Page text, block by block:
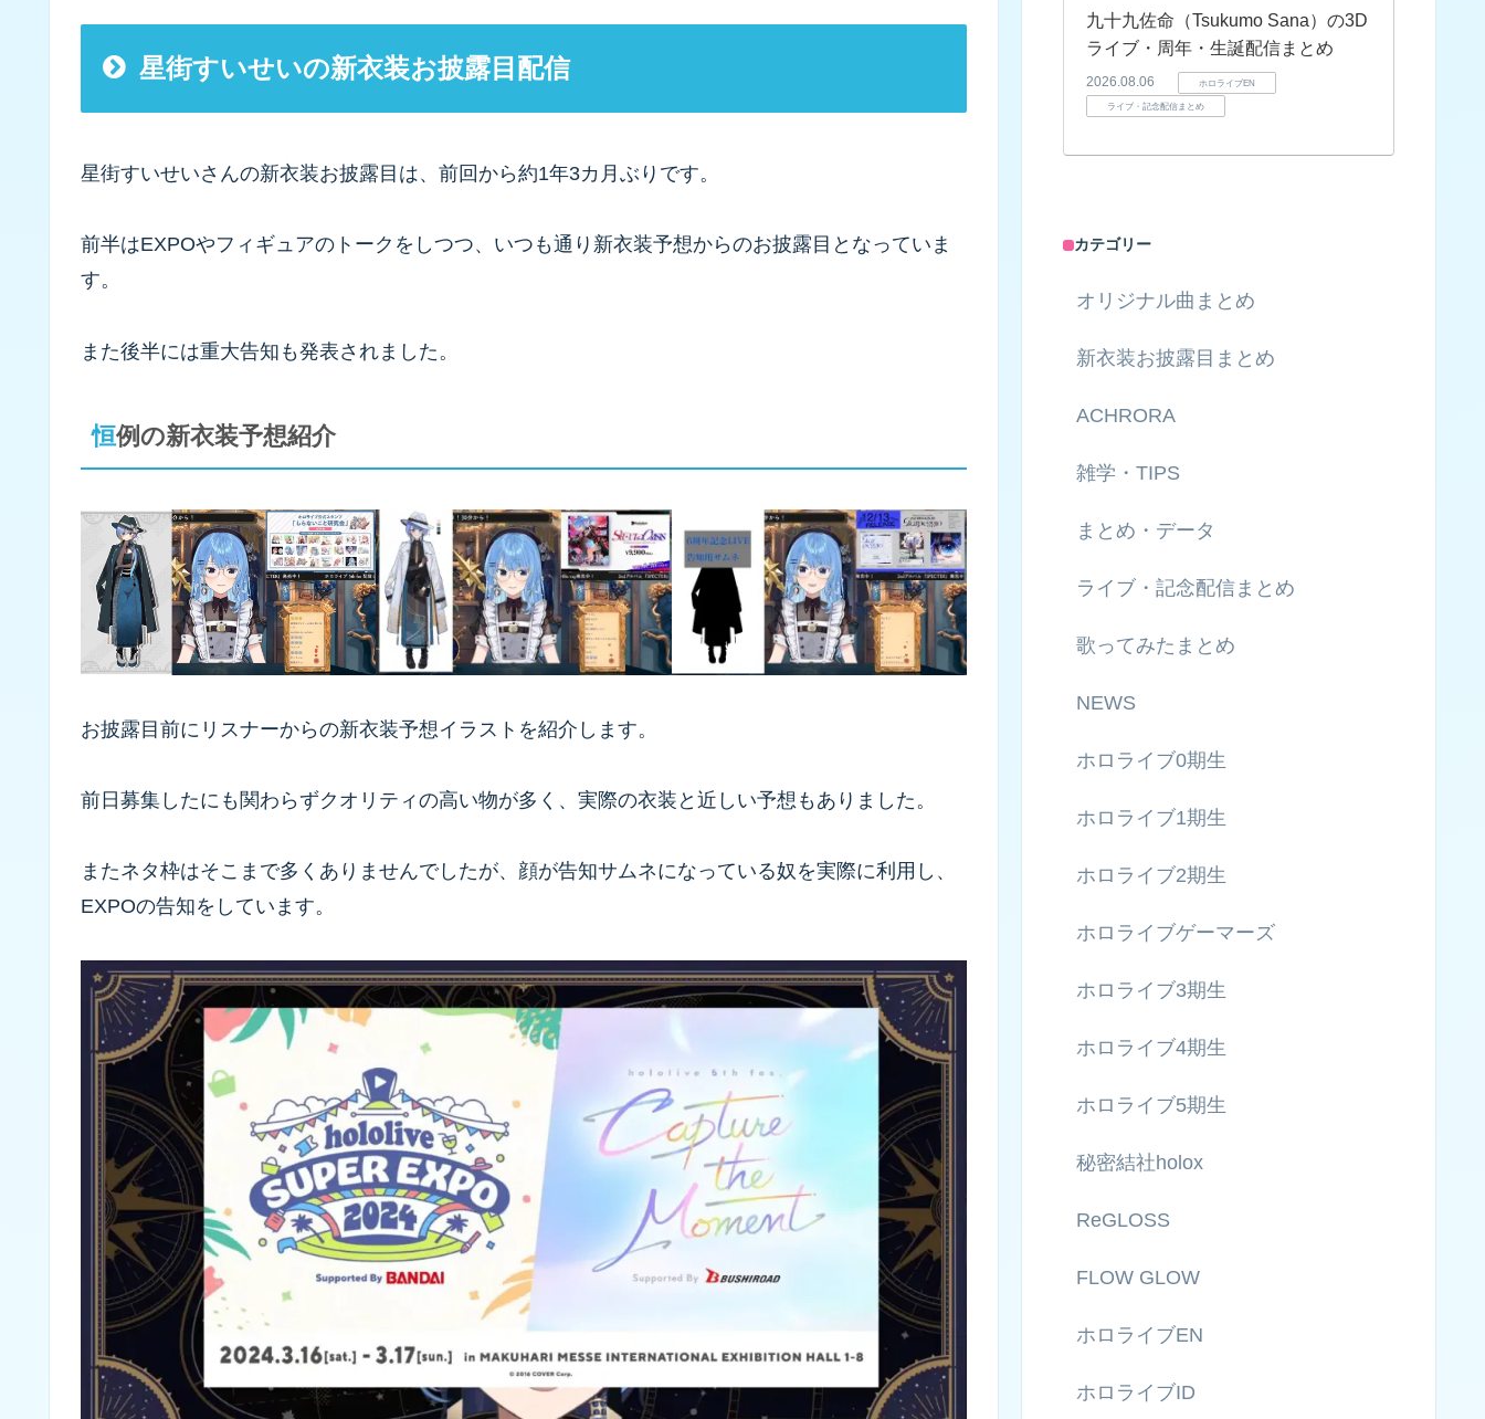
星街すいせいの新衣装お披露目配信
星街すいせいさんの新衣装お披露目は、前回から約1年3カ月ぶりです。
前半はEXPOやフィギュアのトークをしつつ、いつも通り新衣装予想からのお披露目となっていま
す。
また後半には重大告知も発表されました。
恒例の新衣装予想紹介
お披露目前にリスナーからの新衣装予想イラストを紹介します。
前日募集したにも関わらずクオリティの高い物が多く、実際の衣装と近しい予想もありました。
またネタ枠はそこまで多くありませんでしたが、顔が告知サムネになっている奴を実際に利用し、
EXPOの告知をしています。
九十九佐命（Tsukumo Sana）の3D
ライブ・周年・生誕配信まとめ
2026.08.06 ホロライブEN
ライブ・記念配信まとめ
カテゴリー
オリジナル曲まとめ
新衣装お披露目まとめ
ACHRORA
雑学・TIPS
まとめ・データ
ライブ・記念配信まとめ
歌ってみたまとめ
NEWS
ホロライブ0期生
ホロライブ1期生
ホロライブ2期生
ホロライブゲーマーズ
ホロライブ3期生
ホロライブ4期生
ホロライブ5期生
秘密結社holox
ReGLOSS
FLOW GLOW
ホロライブEN
ホロライブID